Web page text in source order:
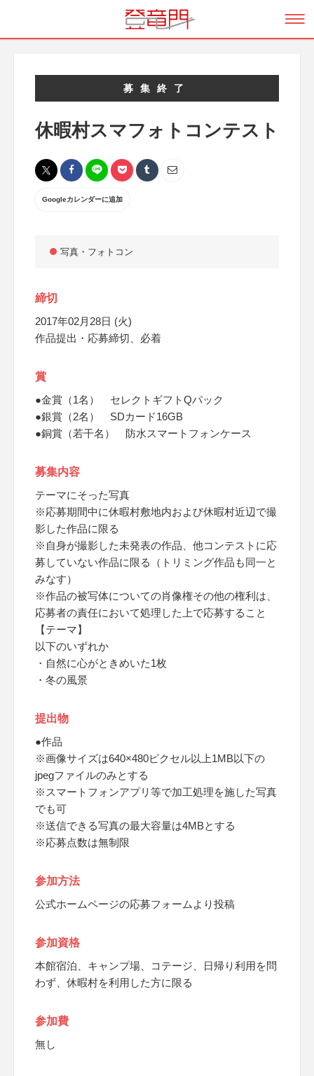
募集終了
休暇村スマフォトコンテスト
Googleカレンダーに追加
写真・フォトコン
締切
2017年02月28日 (火)
作品提出・応募締切、必着
賞
●金賞（1名） セレクトギフトQパック
●銀賞（2名） SDカード16GB
●銅賞（若干名） 防水スマートフォンケース
募集内容
テーマにそった写真
※応募期間中に休暇村敷地内および休暇村近辺で撮
影した作品に限る
※自身が撮影した未発表の作品、他コンテストに応
募していない作品に限る（トリミング作品も同一と
みなす）
※作品の被写体についての肖像権その他の権利は、
応募者の責任において処理した上で応募すること
【テーマ】
以下のいずれか
・自然に心がときめいた1枚
・冬の風景
提出物
●作品
※画像サイズは640×480ピクセル以上1MB以下の
jpegファイルのみとする
※スマートフォンアプリ等で加工処理を施した写真
でも可
※送信できる写真の最大容量は4MBとする
※応募点数は無制限
参加方法
公式ホームページの応募フォームより投稿
参加資格
本館宿泊、キャンプ場、コテージ、日帰り利用を問
わず、休暇村を利用した方に限る
参加費
無し